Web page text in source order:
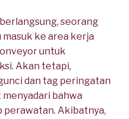
seorang
ke area kerja
untuk
Akan tetapi,
dan tag peringatan
bahwa
perawatan. Akibatnya,